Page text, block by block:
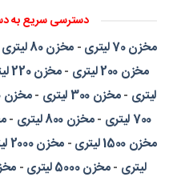
دسترسی سریع به
مخزن 70 لیتری - مخزن 80 لیتری
مخزن 200 لیتری
-مخزن 220 لیتری
لیتری -مخزن 300 لیتری -مخزن 350 لیتری
700 لیتری
-مخزن 800 لیتری -
مخزن 1500 لیتری
-مخزن 2000 لیتری
لیتری -مخزن 5000 لیتری -مخزن